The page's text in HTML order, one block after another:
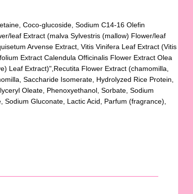
Coco-glucoside, Sodium C14-16 Olefin
leaf Extract (malva Sylvestris (mallow) Flower/leaf
Arvense Extract, Vitis Vinifera Leaf Extract (Vitis
Extract Calendula Officinalis Flower Extract Olea
Leaf Extract)",Recutita Flower Extract (chamomilla,
Saccharide Isomerate, Hydrolyzed Rice Protein,
Oleate, Phenoxyethanol, Sorbate, Sodium
Gluconate, Lactic Acid, Parfum (fragrance),